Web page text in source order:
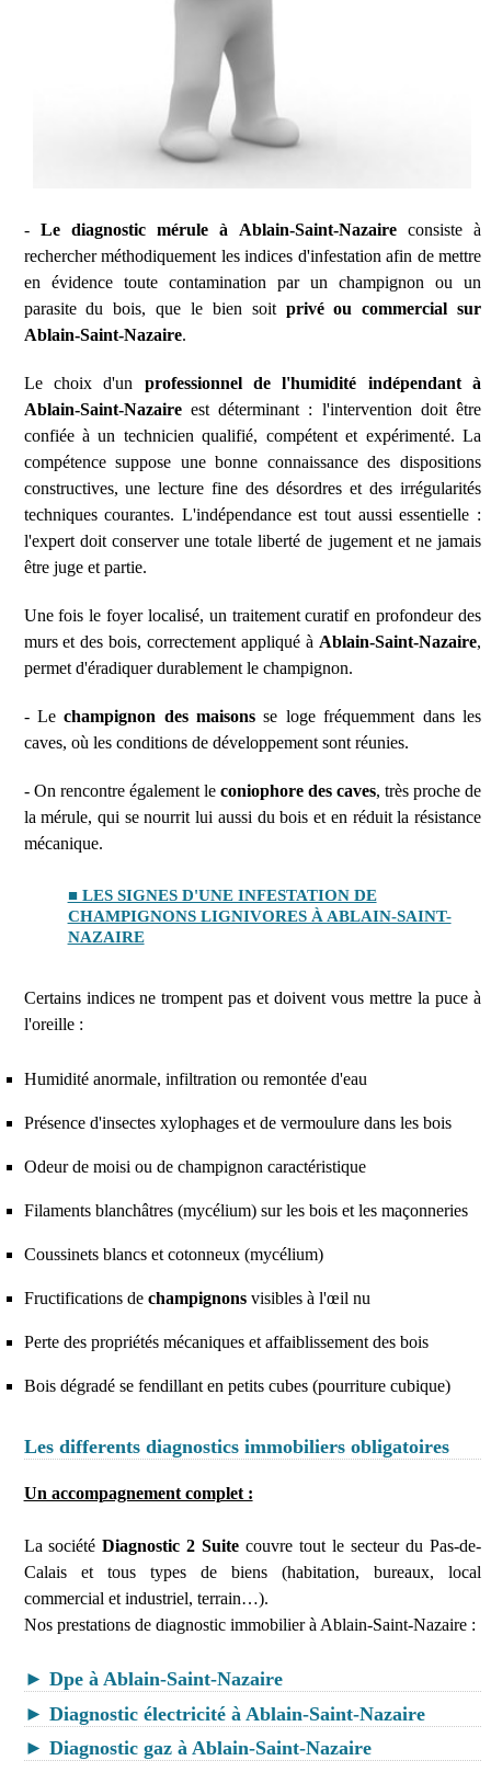
- Le diagnostic mérule à Ablain-Saint-Nazaireconsiste à
rechercher méthodiquement les indices d'infestation afin de mettre
en évidence toute contamination par un champignon ou un
parasite du bois, que le bien soit privé ou commercial sur
Ablain-Saint-Nazaire.
Le choix d'un professionnel de l'humidité indépendant à
Ablain-Saint-Nazaireest déterminant : l'intervention doit être
confiée à un technicien qualifié, compétent et expérimenté. La
compétence suppose une bonne connaissance des dispositions
constructives, une lecture fine des désordres et des irrégularités
techniques courantes. L'indépendance est tout aussi essentielle :
l'expert doit conserver une totale liberté de jugement et ne jamais
être juge et partie.
Une fois le foyer localisé, un traitement curatif en profondeur des
murs et des bois, correctement appliqué à Ablain-Saint-Nazaire,
permet d'éradiquer durablement le champignon.
- Lechampignon des maisons se loge fréquemment dans les
caves, où les conditions de développement sont réunies.
- On rencontre également le coniophore des caves, très proche de
la mérule, qui se nourrit lui aussi du bois et en réduit la résistance
mécanique.
■ LES SIGNES D'UNE INFESTATION DE
CHAMPIGNONS LIGNIVORES À ABLAIN-SAINT-
NAZAIRE
Certains indices ne trompent pas et doivent vous mettre la puce à
l'oreille :
Humidité anormale, infiltration ou remontée d'eau
Présence d'insectes xylophages et de vermoulure dans les bois
Odeur de moisi ou de champignon caractéristique
Filaments blanchâtres (mycélium) sur les bois et les maçonneries
Coussinets blancs et cotonneux (mycélium)
Fructifications de champignonsvisibles à l'œil nu
Perte des propriétés mécaniques et affaiblissement des bois
Bois dégradé se fendillant en petits cubes (pourriture cubique)
Les differents diagnostics immobiliers obligatoires
Un accompagnement complet :
La sociétéDiagnostic 2 Suite couvre tout le secteur du Pas-de-
Calais et tous types de biens (habitation, bureaux, local
commercial et industriel, terrain…).
Nos prestations de diagnostic immobilier à Ablain-Saint-Nazaire :
► Dpe à Ablain-Saint-Nazaire
► Diagnostic électricité à Ablain-Saint-Nazaire
► Diagnostic gaz à Ablain-Saint-Nazaire